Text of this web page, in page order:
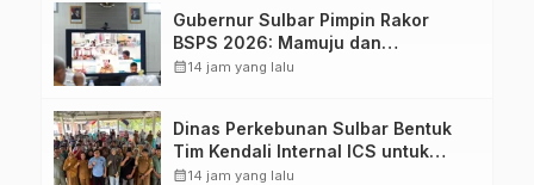
Gubernur Sulbar Pimpin Rakor
BSPS 2026: Mamuju dan
Pasangkayu Masih Nol Realisasi
calendar_month14 jam yang lalu
Dinas Perkebunan Sulbar Bentuk
Tim Kendali Internal ICS untuk
Dukung Sertifikasi ISPO Pekebun di
calendar_month14 jam yang lalu